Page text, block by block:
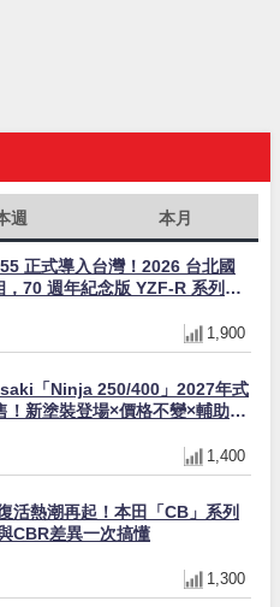
週 本月
正式導入台灣！2026 台北國
，70 週年紀念版 YZF-R 系列限
1,900
「Ninja 250/400」2027年式
！新塗裝登場×價格不變×輔助滑
1,400
活熱潮再起！本田「CB」系列
CBR差異一次搞懂
1,300